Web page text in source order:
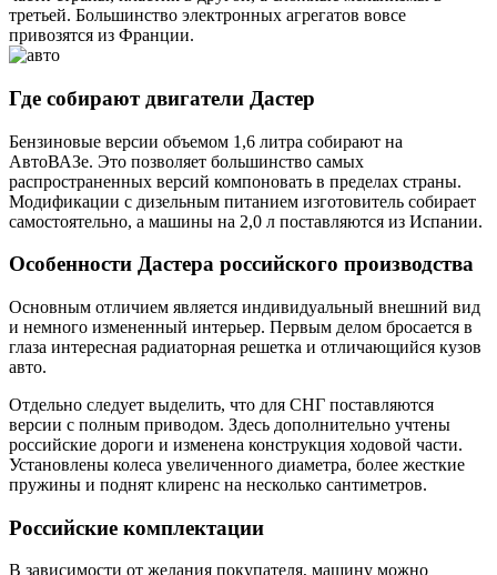
третьей. Большинство электронных агрегатов вовсе
привозятся из Франции.
Где собирают двигатели Дастер
Бензиновые версии объемом 1,6 литра собирают на
АвтоВАЗе. Это позволяет большинство самых
распространенных версий компоновать в пределах страны.
Модификации с дизельным питанием изготовитель собирает
самостоятельно, а машины на 2,0 л поставляются из Испании.
Особенности Дастера российского производства
Основным отличием является индивидуальный внешний вид
и немного измененный интерьер. Первым делом бросается в
глаза интересная радиаторная решетка и отличающийся кузов
авто.
Отдельно следует выделить, что для СНГ поставляются
версии с полным приводом. Здесь дополнительно учтены
российские дороги и изменена конструкция ходовой части.
Установлены колеса увеличенного диаметра, более жесткие
пружины и поднят клиренс на несколько сантиметров.
Российские комплектации
В зависимости от желания покупателя, машину можно